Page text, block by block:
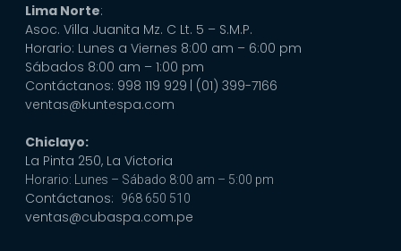
Lima Norte:
Asoc. Villa Juanita Mz. C Lt. 5 – S.M.P.
Horario: Lunes a Viernes 8:00 am – 6:00 pm
Sábados 8:00 am – 1:00 pm
Contáctanos: 998 119 929 | (01) 399-7166
ventas@kuntespa.com
Chiclayo:
La Pinta 250, La Victoria
Horario: Lunes – Sábado 8:00 am – 5:00 pm
Contáctanos: 968 650 510
ventas@cubaspa.com.pe